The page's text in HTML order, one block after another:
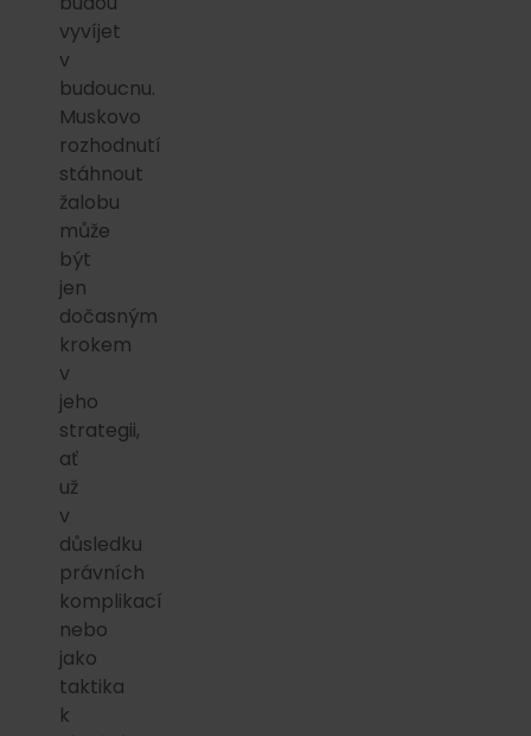
vyvíjet
v
budoucnu.
Muskovo
rozhodnutí
stáhnout
žalobu
může
být
jen
dočasným
krokem
v
jeho
strategii,
ať
už
v
důsledku
právních
komplikací
nebo
jako
taktika
k